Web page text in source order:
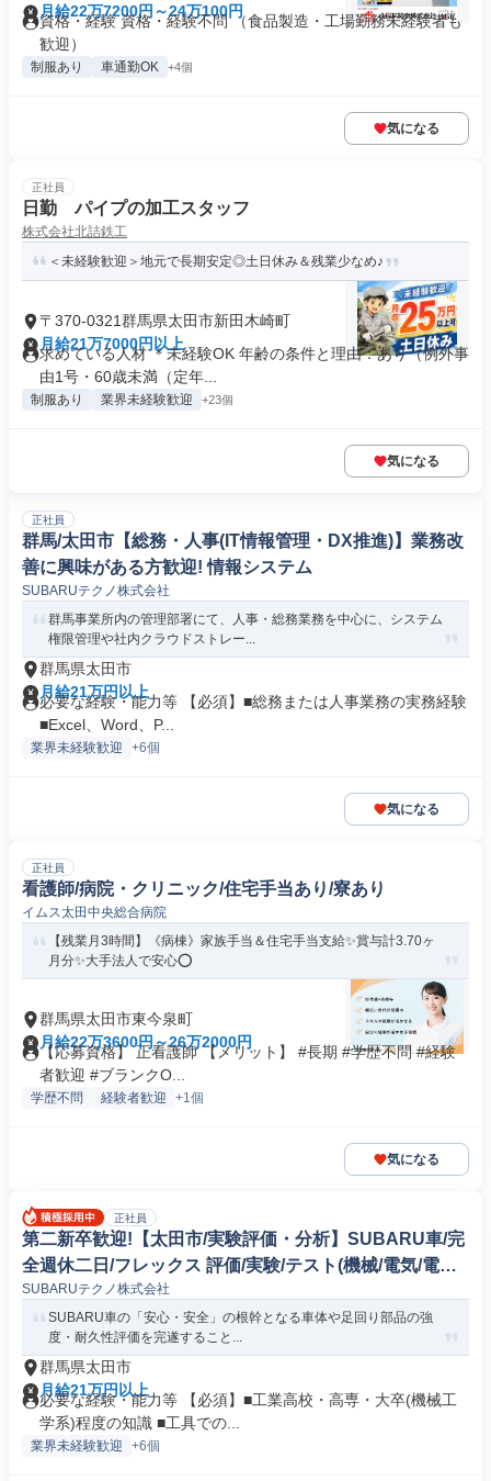
月給22万7200円～24万100円
資格・経験 資格・経験不問 （食品製造・工場勤務未経験者も
歓迎）
制服あり 車通勤OK +4個
気になる
正社員
日勤 パイプの加工スタッフ
株式会社北詰鉄工
＜未経験歓迎＞地元で長期安定◎土日休み＆残業少なめ♪
〒370-0321群馬県太田市新田木崎町
月給21万7000円以上
求めている人材 ＊未経験OK 年齢の条件と理由：あり（例外事
由1号・60歳未満（定年...
制服あり 業界未経験歓迎 +23個
気になる
正社員
群馬/太田市【総務・人事(IT情報管理・DX推進)】業務改
善に興味がある方歓迎! 情報システム
SUBARUテクノ株式会社
群馬事業所内の管理部署にて、人事・総務業務を中心に、システム
権限管理や社内クラウドストレー...
群馬県太田市
月給21万円以上
必要な経験・能力等 【必須】■総務または人事業務の実務経験
■Excel、Word、P...
業界未経験歓迎 +6個
気になる
正社員
看護師/病院・クリニック/住宅手当あり/寮あり
イムス太田中央総合病院
【残業月3時間】《病棟》家族手当＆住宅手当支給✨賞与計3.70ヶ
月分✨大手法人で安心⭕
群馬県太田市東今泉町
月給22万3600円～26万2000円
【応募資格】 正看護師 【メリット】 #長期 #学歴不問 #経験
者歓迎 #ブランクO...
学歴不問 経験者歓迎 +1個
気になる
正社員
第二新卒歓迎!【太田市/実験評価・分析】SUBARU車/完
全週休二日/フレックス 評価/実験/テスト(機械/電気/電子
製品専門職)
SUBARUテクノ株式会社
SUBARU車の「安心・安全」の根幹となる車体や足回り部品の強
度・耐久性評価を完遂すること...
群馬県太田市
月給21万円以上
必要な経験・能力等 【必須】■工業高校・高専・大卒(機械工
学系)程度の知識 ■工具での...
業界未経験歓迎 +6個